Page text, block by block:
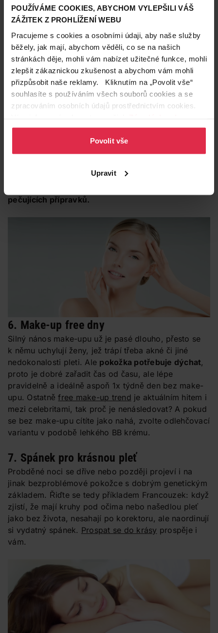
POUŽÍVÁME COOKIES, ABYCHOM VYLEPŠILI VÁŠ
ZÁŽITEK Z PROHLÍŽENÍ WEBU
Pracujeme s cookies a osobními údaji, aby naše služby
běžely, jak mají, abychom věděli, co se na našich
stránkách děje, mohli vám nabízet užitečné funkce, mohli
zlepšit zákaznickou zkušenost a abychom vám mohli
přizpůsobit naše reklamy. Kliknutím na „Povolit vše“
souhlasíte s používáním všech souborů cookies a se
zpracováním osobních údajů prostřednictvím cookies.
osobních údajů.
Povolit vše
Upravit
5. Ruce pryč z obličeje!
Není to jen zanášení pórů a kontaminace pleti
obličeji. Odnaučte se podepírat si hlavu rukou, silně
si mnout ráno po probuzení oči nebo při přemýšlení
čelo či bradu.Zbytečně tím natahujete kůži na
pleť čím dál větší problém s elasticitou. Takže –
pečujících přípravků.
6. Make-up free dny
Silný nános make-upu už je pasé dlouho, přesto se
k němu uchylují ženy, jež trápí třeba akné či jiné
nedokonalosti pleti. Ale pokožka potřebuje dýchat,
proto je dobré zařadit čas od času, ale lépe
pravidelně a ideálně aspoň 1x týdně den bez make-
upu. Ostatněfree make-up trend je aktuálním hitem i
mezi celebritami, tak proč je nenásledovat? A pokud
se bez make-upu cítíte jako nahá, zvolte odlehčovací
variantu v podobě lehkého BB krému.
7. Spánek pro krásnou pleť
Probděné noci se dříve nebo později projeví i na
jinak bezproblémové pokožce s dobrým genetickým
základem. Řiďte se tedy příkladem Francouzek: když
zjistí, že mají kruhy pod očima nebo našedlou pleť
jako bez života, nesahají po korektoru, ale naordinují
si vydatný spánek. Prospat se do krásy prospěje i
vám.